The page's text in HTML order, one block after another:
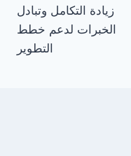
زيادة التكامل وتبادل
الخبرات لدعم خطط
التطوير